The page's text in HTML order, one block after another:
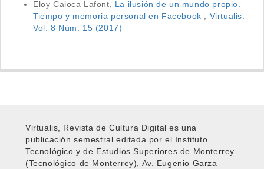
Eloy Caloca Lafont, La ilusión de un mundo propio.
Tiempo y memoria personal en Facebook
Virtualis:
Vol. 8 Núm. 15 (2017)
Virtualis, Revista de Cultura Digital es una
publicación semestral editada por el Instituto
Tecnológico y de Estudios Superiores de Monterrey
(Tecnológico de Monterrey), Av. Eugenio Garza